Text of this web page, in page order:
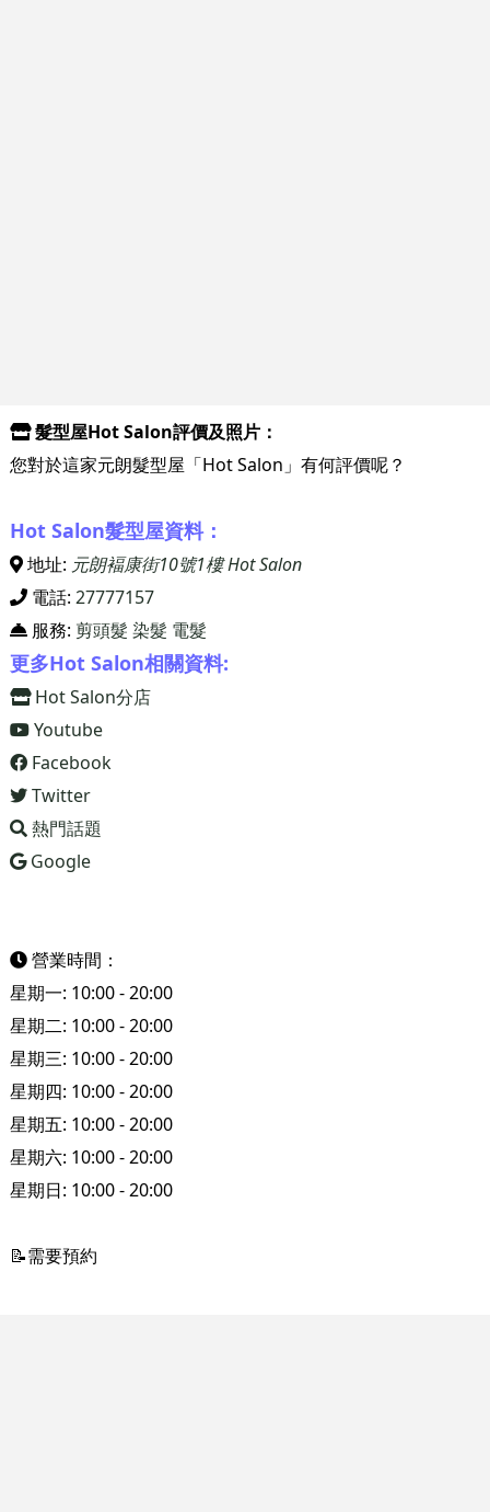
髮型屋Hot Salon評價及照片：
您對於這家元朗髮型屋「Hot Salon」有何評價呢？
Hot Salon髮型屋資料：
地址: 元朗褔康街10號1樓 Hot Salon
電話: 27777157
服務: 剪頭髮 染髮 電髮
更多Hot Salon相關資料:
Hot Salon分店
Youtube
Facebook
Twitter
熱門話題
Google
營業時間：
星期一: 10:00 - 20:00
星期二: 10:00 - 20:00
星期三: 10:00 - 20:00
星期四: 10:00 - 20:00
星期五: 10:00 - 20:00
星期六: 10:00 - 20:00
星期日: 10:00 - 20:00
📝需要預約